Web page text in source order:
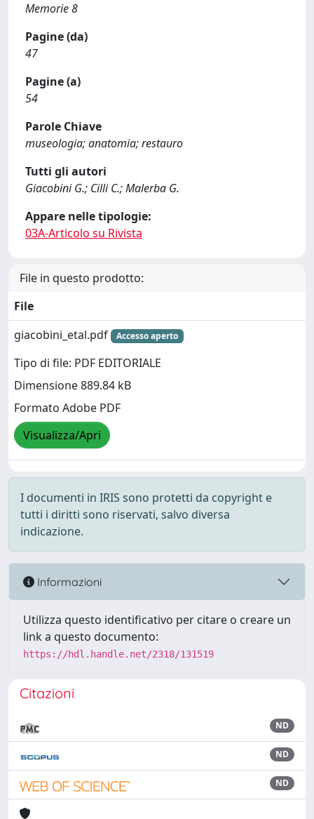
Memorie 8
Pagine (da)
47
Pagine (a)
54
Parole Chiave
museologia; anatomia; restauro
Tutti gli autori
Giacobini G.; Cilli C.; Malerba G.
Appare nelle tipologie:
03A-Articolo su Rivista
File in questo prodotto:
File
giacobini_etal.pdf
Accesso aperto
Tipo di file: PDF EDITORIALE
Dimensione 889.84 kB
Formato Adobe PDF
Visualizza/Apri
I documenti in IRIS sono protetti da copyright e
tutti i diritti sono riservati, salvo diversa
indicazione.
Informazioni
Utilizza questo identificativo per citare o creare un
link a questo documento:
https://hdl.handle.net/2318/131519
Citazioni
ND
ND
ND